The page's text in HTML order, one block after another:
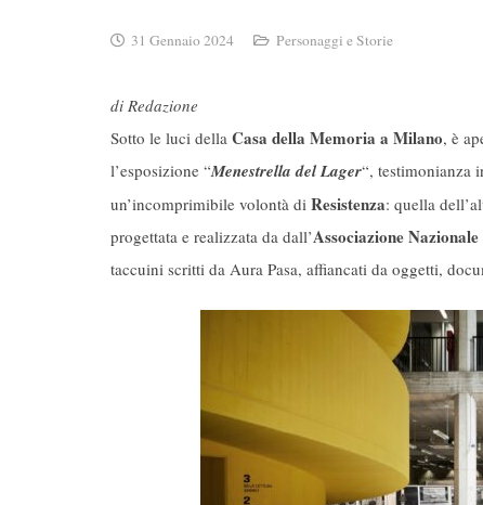
31 Gennaio 2024 Personaggi e Storie
di Redazione
Sotto le luci della Casa della Memoria a Milano, è
l’esposizione “Menestrella del Lager“, testimonianza
un’incomprimibile volontà di Resistenza: quella
progettata e realizzata da dall’Associazione
taccuini scritti da Aura Pasa, affiancati da oggetti,